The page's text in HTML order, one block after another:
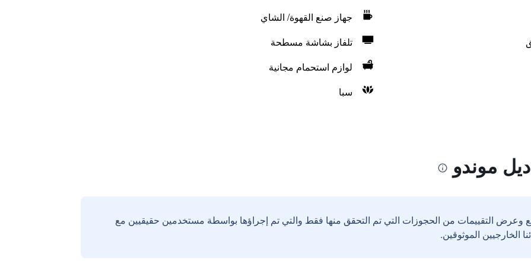
جهاز صنع القهوة/ الشاي
تلفاز بشاشة مسطحة
لوازم استحمام مجانية
سبا
موندو
وعرض التقييمات من الحجوزات التي تم التحقق منها فقط والتي تم إجراؤها بواسطة مستخدمين حقيقيين مع